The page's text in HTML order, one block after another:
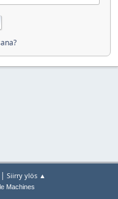
| Siirry ylös ▲
Machines